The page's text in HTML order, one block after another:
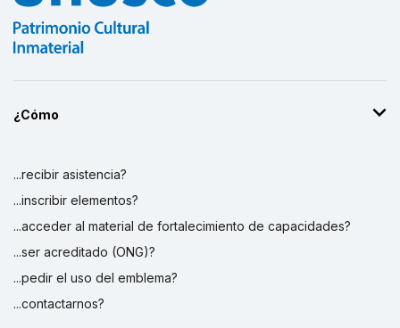
¿Cómo
...recibir asistencia?
...inscribir elementos?
...acceder al material de fortalecimiento de capacidades?
...ser acreditado (ONG)?
...pedir el uso del emblema?
...contactarnos?